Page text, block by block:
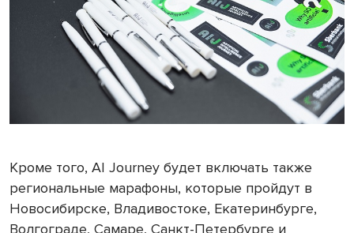
Кроме того, AI Journey будет включать также
региональные марафоны, которые пройдут в
Новосибирске, Владивостоке, Екатеринбурге,
Волгограде, Самаре, Санкт-Петербурге и